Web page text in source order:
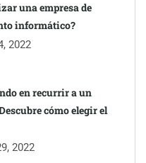
aprender herramientas de
de la arquitectura
una empresa de
informático?
2022
en recurrir a un
cómo elegir el
2022